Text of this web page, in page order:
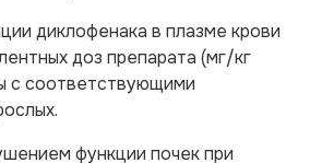
диклофенака в плазме крови
доз препарата (мг/кг
с соответствующими
функции почек при